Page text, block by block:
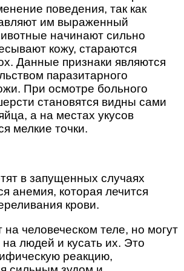
поведения, так как
им выраженный
начинают сильно
кожу, стараются
Данные признаки являются
паразитарного
При осмотре больного
становятся видны сами
а на местах укусов
мелкие точки.
в запущенных случаях
анемия, которая лечится
крови.
человеческом теле, но могут
на людей и кусать их. Это
реакцию,